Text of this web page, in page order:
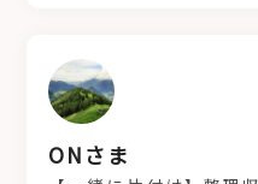
ONさま